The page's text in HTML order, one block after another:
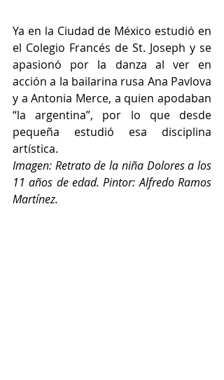
Ya en la Ciudad de México estudió en
el Colegio Francés de St. Joseph y se
apasionó por la danza al ver en
acción a la bailarina rusa Ana Pavlova
y a Antonia Merce, a quien apodaban
“la argentina”, por lo que desde
pequeña estudió esa disciplina
artística.
Imagen: Retrato de la niña Dolores a los
11 años de edad. Pintor: Alfredo Ramos
Martínez.